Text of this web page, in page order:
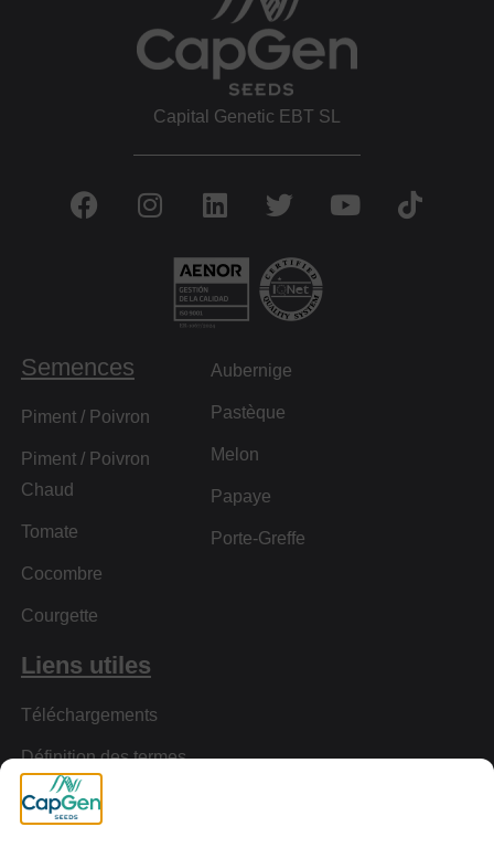
Capital Genetic EBT SL
Semences
Piment / Poivron
Piment / Poivron
Chaud
Tomate
Cocombre
Courgette
Aubernige
Pastèque
Melon
Papaye
Porte-Greffe
Liens utiles
Téléchargements
Définition des termes
Résistances